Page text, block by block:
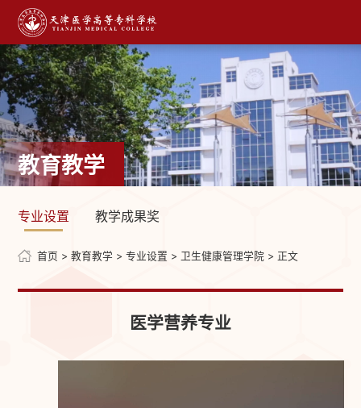
教育教学
专业设置 教学成果奖
首页 >教育教学 >专业设置 > 卫生健康管理学院 > 正文
医学营养专业